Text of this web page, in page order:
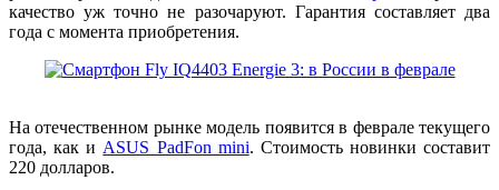
качество уж точно не разочаруют. Гарантия составляет два
года с момента приобретения.
На отечественном рынке модель появится в феврале текущего
года, как и ASUS PadFon mini. Стоимость новинки составит
220 долларов.